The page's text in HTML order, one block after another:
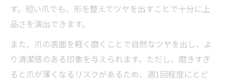
す。短い爪でも、形を整えてツヤを出すことで十分に上
品さを演出できます。
また、爪の表面を軽く磨くことで自然なツヤを出し、よ
り清潔感のある印象を与えられます。ただし、磨きすぎ
ると爪が薄くなるリスクがあるため、週1回程度にとど